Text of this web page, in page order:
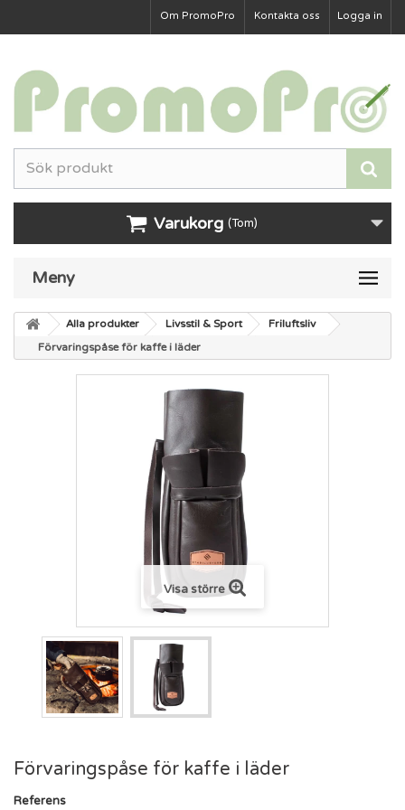
Logga in
Kontakta oss
Om PromoPro
Varukorg (Tom)
Meny
Alla produkter Livsstil & Sport
Friluftsliv
Förvaringspåse för kaffe i läder
Visa större
Förvaringspåse för kaffe i läder
Referens